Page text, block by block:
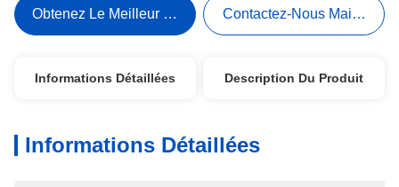
Obtenez Le Meilleur Prix Contactez-Nous Maintenant
Informations Détaillées Description Du Produit
Informations Détaillées